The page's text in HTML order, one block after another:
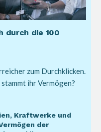
durch die 100
zum Durchklicken.
ihr Vermögen?
Kraftwerke und
der